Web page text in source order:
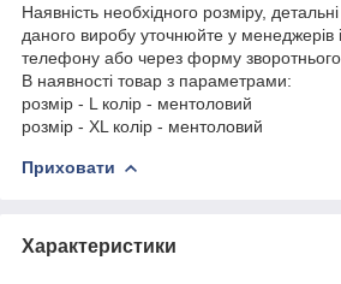
Наявність необхідного розміру,
даного виробу уточнюйте у менеджерів
телефону або через форму зворотнього
В наявності товар з параметрами:
розмір - L колір - ментоловий
розмір - XL колір - ментоловий
Приховати
Характеристики